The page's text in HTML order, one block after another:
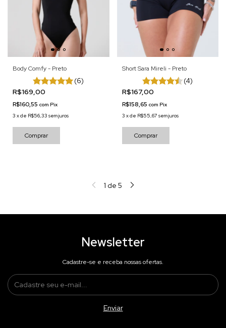
Body Comfy - Preto
(6)
R$169,00
R$160,55 com Pix
3 xde R$56,33 sem juros
Comprar
Short Sara Mireli - Preto
(4)
R$167,00
R$158,65 com Pix
3 xde R$55,67 sem juros
Comprar
1 de 5
Newsletter
Cadastre-se e receba nossas ofertas.